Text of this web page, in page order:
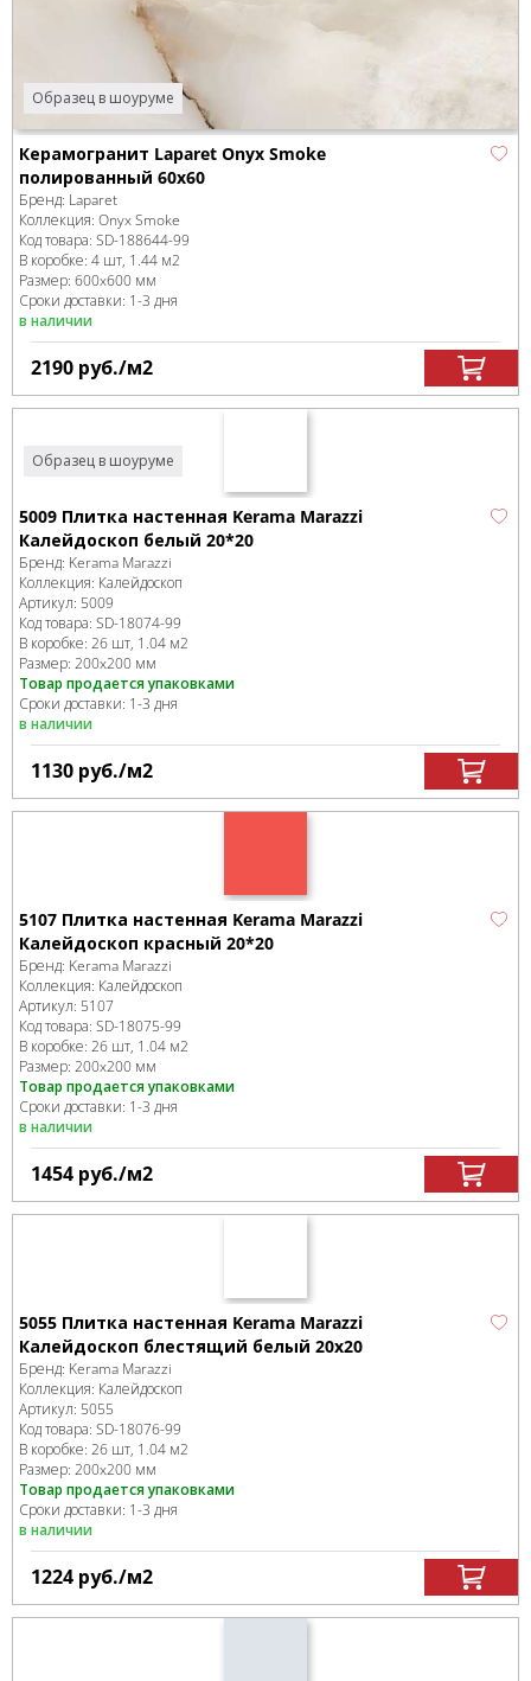
Образец в шоуруме
Керамогранит Laparet Onyx Smoke
полированный 60x60
Бренд: Laparet
Коллекция: Onyx Smoke
Код товара: SD-188644-99
В коробке: 4 шт, 1.44 м2
Размер: 600x600 мм
Сроки доставки: 1-3 дня
в наличии
2190 руб./м2
Образец в шоуруме
5009 Плитка настенная Kerama Marazzi
Калейдоскоп белый 20*20
Бренд: Kerama Marazzi
Коллекция: Калейдоскоп
Артикул: 5009
Код товара: SD-18074-99
В коробке: 26 шт, 1.04 м2
Размер: 200x200 мм
Товар продается упаковками
Сроки доставки: 1-3 дня
в наличии
1130 руб./м2
5107 Плитка настенная Kerama Marazzi
Калейдоскоп красный 20*20
Бренд: Kerama Marazzi
Коллекция: Калейдоскоп
Артикул: 5107
Код товара: SD-18075-99
В коробке: 26 шт, 1.04 м2
Размер: 200x200 мм
Товар продается упаковками
Сроки доставки: 1-3 дня
в наличии
1454 руб./м2
5055 Плитка настенная Kerama Marazzi
Калейдоскоп блестящий белый 20x20
Бренд: Kerama Marazzi
Коллекция: Калейдоскоп
Артикул: 5055
Код товара: SD-18076-99
В коробке: 26 шт, 1.04 м2
Размер: 200x200 мм
Товар продается упаковками
Сроки доставки: 1-3 дня
в наличии
1224 руб./м2